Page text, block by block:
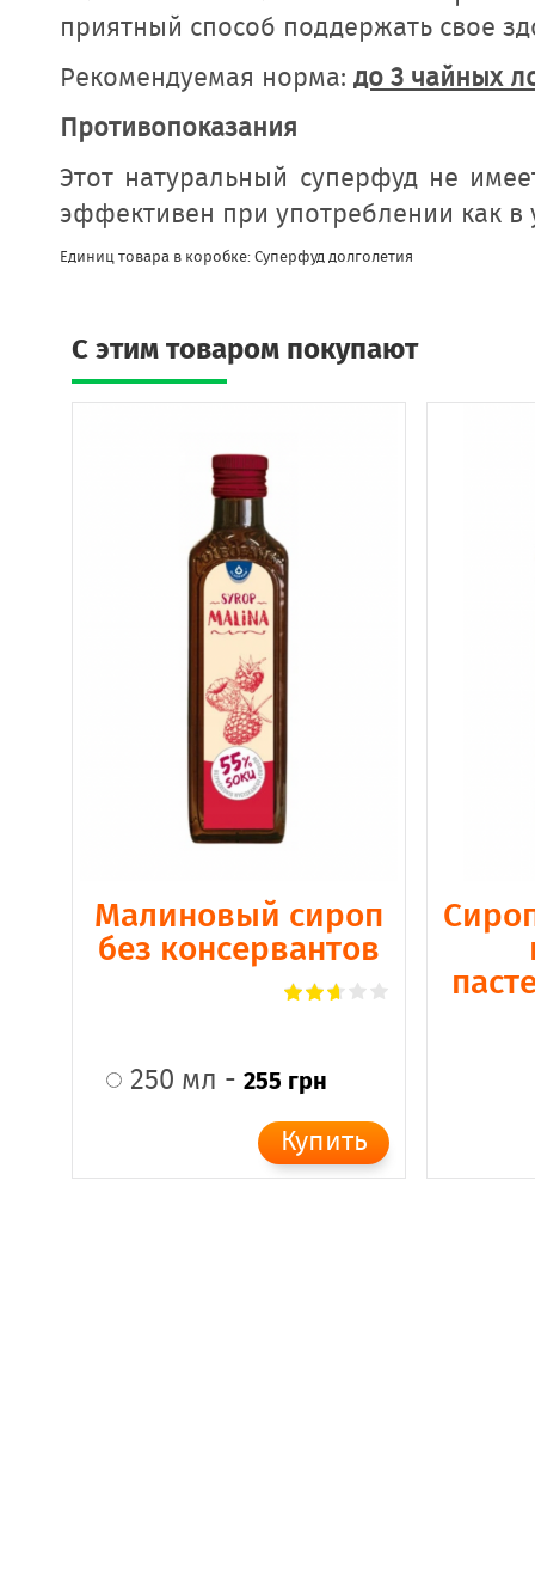
приятный способ поддержать свое
Рекомендуемая норма: до 3 чайных
Противопоказания
Этот натуральный суперфуд не
эффективен при употреблении как в
Единиц товара в коробке: Суперфуд долголетия
C этим товаром покупают
Малиновый сироп
без консервантов
250 мл - 255 грн